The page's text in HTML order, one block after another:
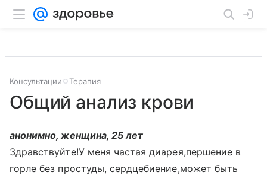
Консультации Терапия
Общий анализ крови
анонимно, женщина, 25 лет
Здравствуйте!У меня частая диарея,першение в
горле без простуды, сердцебиение,может быть